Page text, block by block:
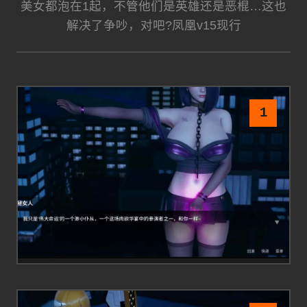
美女都泡在1起，不管他们是英雄还是恶棍…这也
解决了争吵，对吧?凤凰v15现行
1